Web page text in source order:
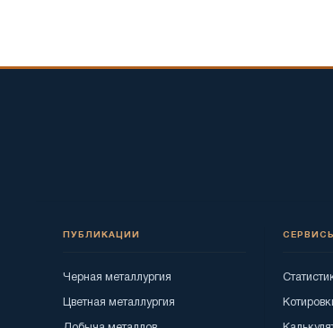
ПУБЛИКАЦИИ
Черная металлургия
Цветная металлургия
СЕРВИСЫ